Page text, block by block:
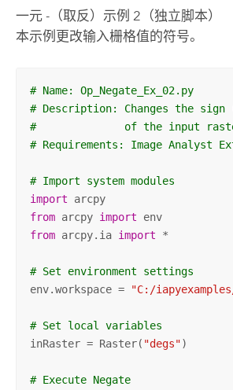
一元 -（取反）示例 2（独立脚本）
本示例更改输入栅格值的符号。
# Name: Op_Negate_Ex_02.py
# Description: Changes the
#              of the input
# Requirements: Image Analyst
# Import system modules
import
arcpy
from arcpy import
env
from arcpy.ia import *
# Set environment settings
env.workspace =
"C:/
# Set local variables
inRaster = Raster( "degs")
# Execute Negate